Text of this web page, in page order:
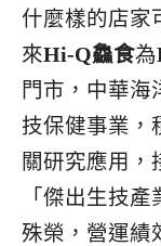
什麼樣的店家
來Hi-Q鱻食為
門市，中華海
技保健事業，
關研究應用，
「傑出生技
殊榮，營運績